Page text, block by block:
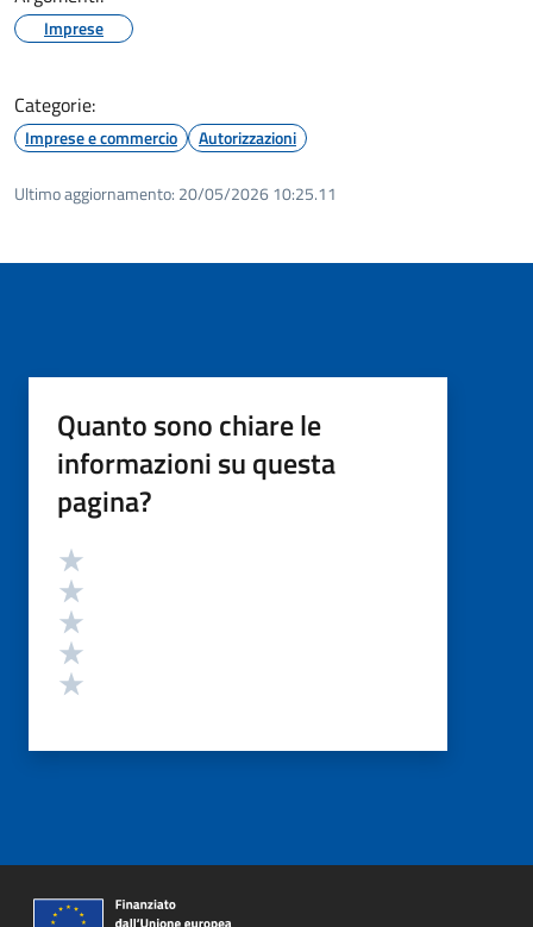
Imprese
Categorie:
Imprese e commercio Autorizzazioni
Ultimo aggiornamento: 20/05/2026 10:25.11
Quanto sono chiare le
informazioni su questa
pagina?
Valutazione